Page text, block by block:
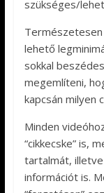
szükséges/
Természetesen
lehető
sokkal
megemlíteni,
kapcsán milyen
Minden
“cikkecske” is,
tartalmát,
információt is.